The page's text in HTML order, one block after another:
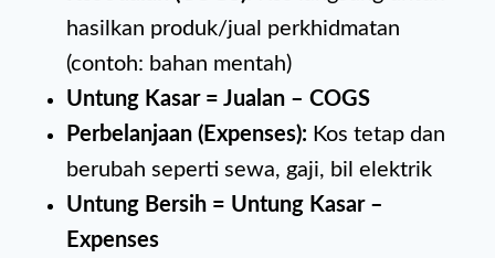
hasilkan produk/jual perkhidmatan
(contoh: bahan mentah)
Untung Kasar = Jualan – COGS
Perbelanjaan (Expenses): Kos tetap dan
berubah seperti sewa, gaji, bil elektrik
Untung Bersih = Untung Kasar –
Expenses